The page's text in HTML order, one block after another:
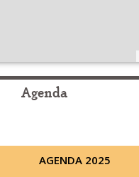
Agenda
AGENDA 2025